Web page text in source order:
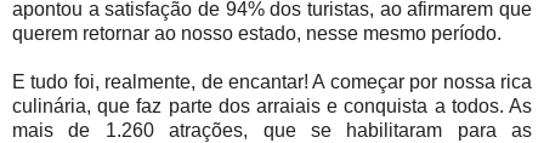
apontou a satisfação de 94% dos turistas, ao afirmarem que
querem retornar ao nosso estado, nesse mesmo período.
E tudo foi, realmente, de encantar! A começar por nossa rica
culinária, que faz parte dos arraiais e conquista a todos. As
mais de 1.260 atrações, que se habilitaram para as